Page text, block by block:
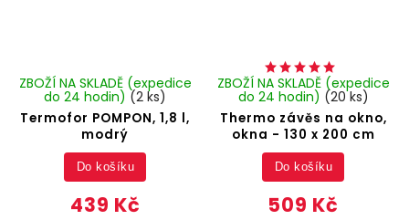
Termofor POMPON, 1,8 l,
modrý
ZBOŽÍ NA SKLADĚ (expedice
do 24 hodin) (2 ks)
439 Kč
Do košíku
Thermo závěs na okno,
okna - 130 x 200 cm
ZBOŽÍ NA SKLADĚ (expedice
do 24 hodin) (20 ks)
509 Kč
Do košíku